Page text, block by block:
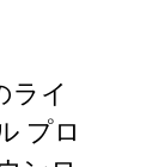
イ
プロ